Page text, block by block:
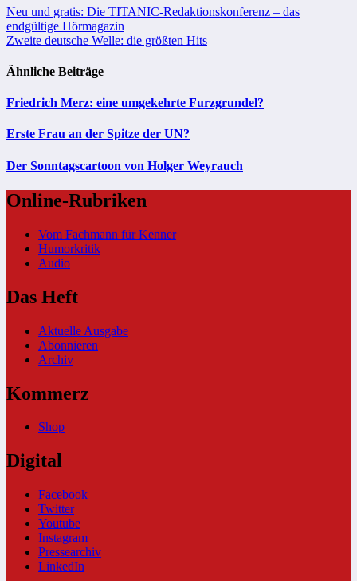
Beitragsnavigation
Neu und gratis: Die TITANIC-Redaktionskonferenz – das
endgültige Hörmagazin
Zweite deutsche Welle: die größten Hits
Ähnliche Beiträge
Friedrich Merz: eine umgekehrte Furzgrundel?
Erste Frau an der Spitze der UN?
Der Sonntagscartoon von Holger Weyrauch
Online-Rubriken
Vom Fachmann für Kenner
Humorkritik
Audio
Das Heft
Aktuelle Ausgabe
Abonnieren
Archiv
Kommerz
Shop
Digital
Facebook
Twitter
Youtube
Instagram
Pressearchiv
LinkedIn